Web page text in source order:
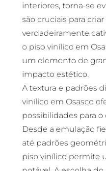
interiores, torna-se
são cruciais para
verdadeiramente
o piso vinílico em
um elemento de
impacto estético.
A textura e padrões
vinílico em Osasco
possibilidades para
Desde a emulação
até padrões
piso vinílico permite